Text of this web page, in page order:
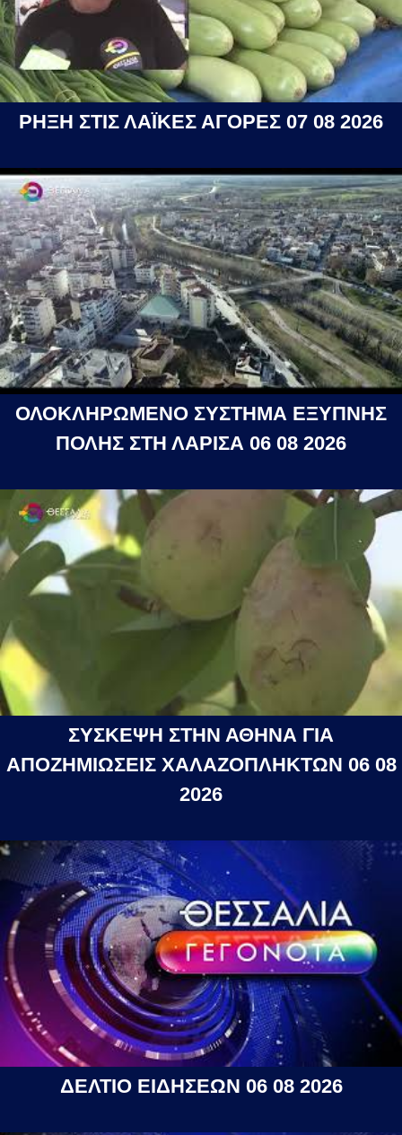
ΡΗΞΗ ΣΤΙΣ ΛΑΪΚΕΣ ΑΓΟΡΕΣ 07 08 2026
ΟΛΟΚΛΗΡΩΜΕΝΟ ΣΥΣΤΗΜΑ ΕΞΥΠΝΗΣ
ΠΟΛΗΣ ΣΤΗ ΛΑΡΙΣΑ 06 08 2026
ΣΥΣΚΕΨΗ ΣΤΗΝ ΑΘΗΝΑ ΓΙΑ
ΑΠΟΖΗΜΙΩΣΕΙΣ ΧΑΛΑΖΟΠΛΗΚΤΩΝ 06 08
2026
ΔΕΛΤΙΟ ΕΙΔΗΣΕΩΝ 06 08 2026